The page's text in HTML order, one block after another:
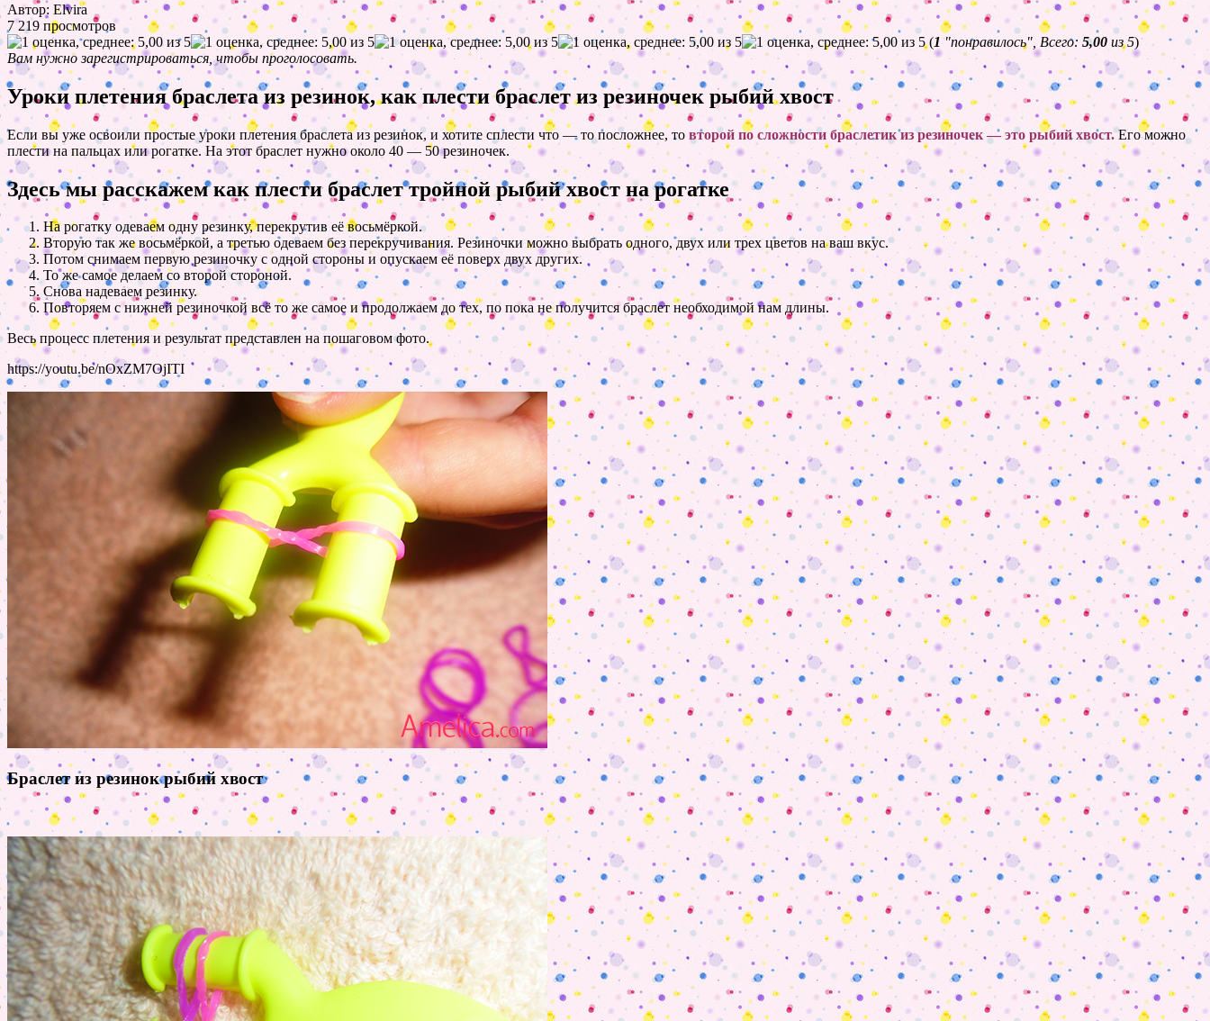
Автор: Elvira
7 219 просмотров
(1 "понравилось", Всего: 5,00 из 5)
Вам нужно зарегистрироваться, чтобы проголосовать.
Уроки плетения браслета из резинок, как плести браслет из резиночек рыбий хвост
Если вы уже освоили простые уроки плетения браслета из резинок, и хотите сплести что — то посложнее, то второй по сложности браслетик из резиночек —это рыбий хвост.Его можно
плести на пальцах или рогатке. На этот браслет нужно около 40 — 50 резиночек.
Здесь мы расскажем как плести браслет тройной рыбий хвост на рогатке
На рогатку одеваем одну резинку, перекрутив её восьмёркой.
Вторую так же восьмёркой, а третью одеваем без перекручивания. Резиночки можно выбрать одного, двух или трех цветов на ваш вкус.
Потом снимаем первую резиночку с одной стороны и опускаем её поверх двух других.
То же самое делаем со второй стороной.
Снова надеваем резинку.
Повторяем с нижней резиночкой всё то же самое и продолжаем до тех, по пока не получится браслет необходимой нам длины.
Весь процесс плетения и результат представлен на пошаговом фото.
https://youtu.be/nOxZM7OjITI
Браслет из резинок рыбий хвост